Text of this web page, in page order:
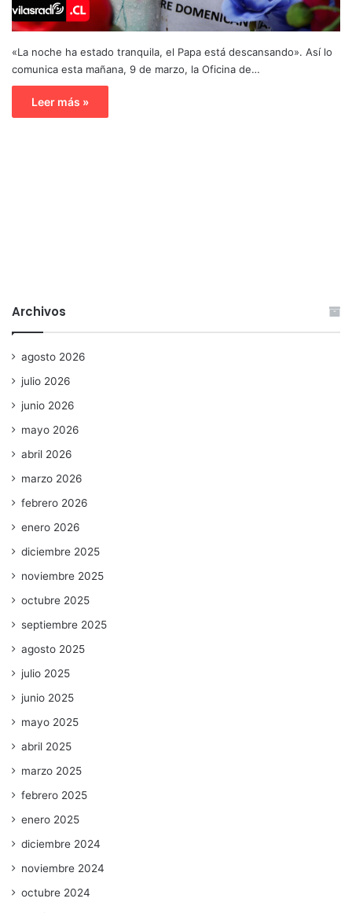
«La noche ha estado tranquila, el Papa está descansando». Así lo
comunica esta mañana, 9 de marzo, la Oficina de…
Leer más »
Archivos
agosto 2026
julio 2026
junio 2026
mayo 2026
abril 2026
marzo 2026
febrero 2026
enero 2026
diciembre 2025
noviembre 2025
octubre 2025
septiembre 2025
agosto 2025
julio 2025
junio 2025
mayo 2025
abril 2025
marzo 2025
febrero 2025
enero 2025
diciembre 2024
noviembre 2024
octubre 2024